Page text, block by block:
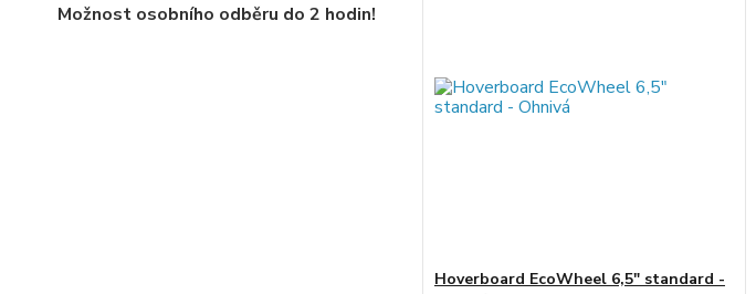
Možnost osobního odběru do 2 hodin!
Hoverboard EcoWheel 6,5" standard -